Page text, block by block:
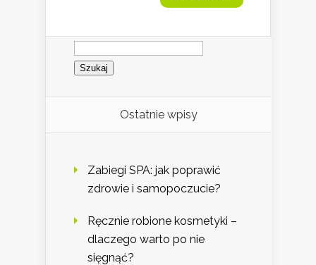
Szukaj:
Ostatnie wpisy
Zabiegi SPA: jak poprawić
zdrowie i samopoczucie?
Ręcznie robione kosmetyki –
dlaczego warto po nie
sięgnąć?